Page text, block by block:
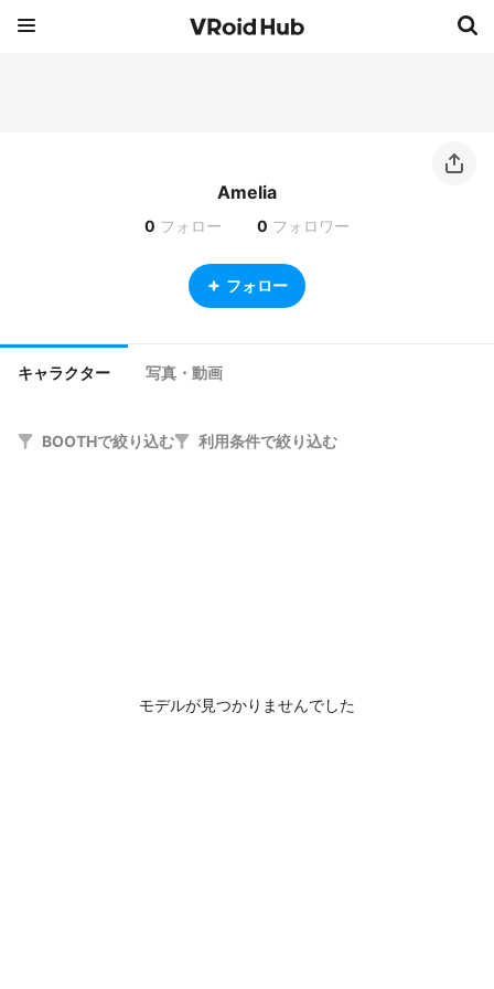
Amelia
0 フォロー 0 フォロワー
フォロー
キャラクター 写真・動画
BOOTHで絞り込む 利用条件で絞り込む
モデルが見つかりませんでした